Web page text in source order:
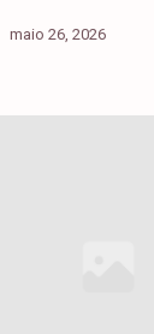
maio 26, 2026